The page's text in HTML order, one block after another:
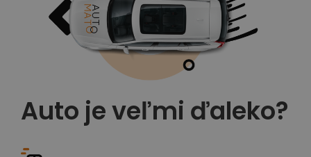
Auto je veľmi ďaleko?